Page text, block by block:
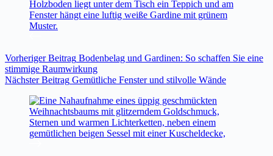
VorherigerBeitrag Bodenbelag und Gardinen: So schaffen Sie eine
stimmige Raumwirkung
NächsterBeitrag Gemütliche Fenster und stilvolle Wände